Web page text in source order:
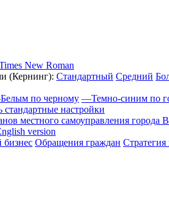
New Roman
(Кернинг): Стандартный Средний
Белым по черному —Темно-синим по
стандартные настройки
местного самоуправления города
version
Обращения граждан Стратегия